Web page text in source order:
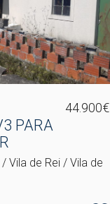
44.900€
PARA
Vila de Rei / Vila de